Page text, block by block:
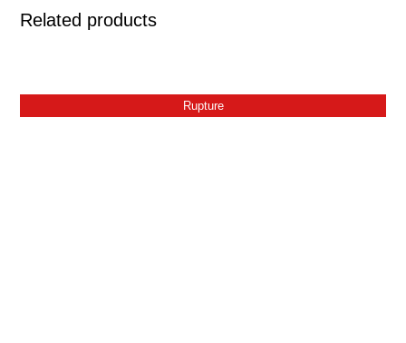
Related products
Rupture